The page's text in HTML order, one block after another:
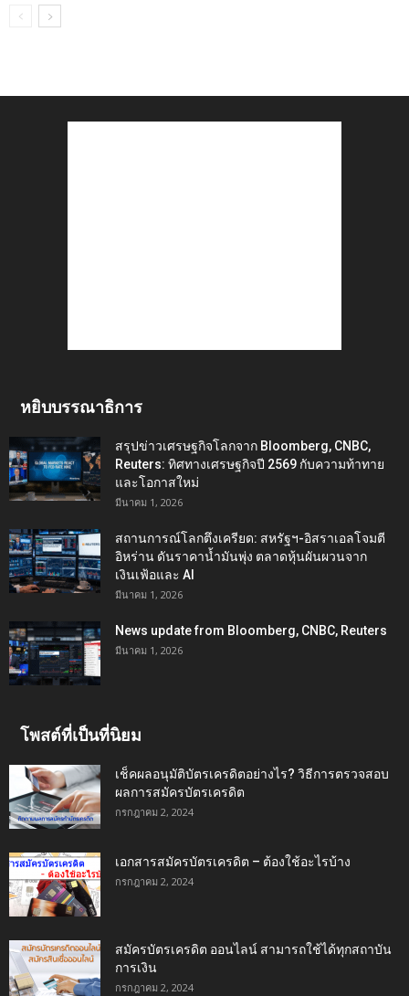
หยิบบรรณาธิการ
สรุปข่าวเศรษฐกิจโลกจาก Bloomberg, CNBC,
Reuters: ทิศทางเศรษฐกิจปี 2569 กับความท้าทาย
และโอกาสใหม่
มีนาคม 1, 2026
สถานการณ์โลกตึงเครียด: สหรัฐฯ-อิสราเอลโจมตี
อิหร่าน ดันราคาน้ำมันพุ่ง ตลาดหุ้นผันผวนจาก
เงินเฟ้อและ AI
มีนาคม 1, 2026
News update from Bloomberg, CNBC, Reuters
มีนาคม 1, 2026
โพสต์ที่เป็นที่นิยม
เช็คผลอนุมัติบัตรเครดิตอย่างไร? วิธีการตรวจสอบ
ผลการสมัครบัตรเครดิต
กรกฎาคม 2, 2024
เอกสารสมัครบัตรเครดิต – ต้องใช้อะไรบ้าง
กรกฎาคม 2, 2024
สมัครบัตรเครดิต ออนไลน์ สามารถใช้ได้ทุกสถาบัน
การเงิน
กรกฎาคม 2, 2024